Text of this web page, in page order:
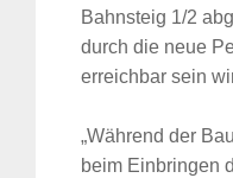
Bahnsteig 1/2
durch die neue
erreichbar sein
„Während der
beim Einbringen